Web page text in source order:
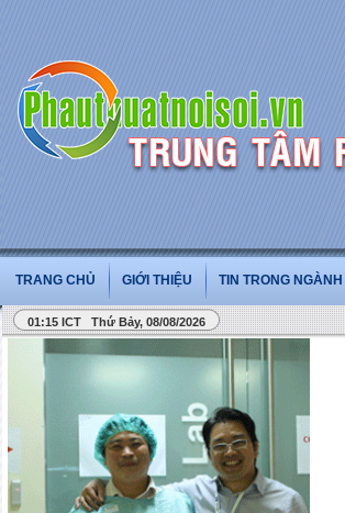
TRANG CHỦ GIỚI THIỆU TIN TRONG NGÀNH
01:15 ICT Thứ Bảy, 08/08/2026